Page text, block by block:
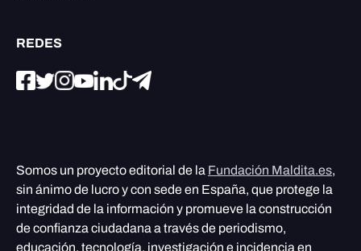
REDES
Somos un proyecto editorial de la Fundación Maldita.es,
sin ánimo de lucro y con sede en España, que protege la
integridad de la información y promueve la construcción
de confianza ciudadana a través de periodismo,
educación, tecnología, investigación e incidencia en